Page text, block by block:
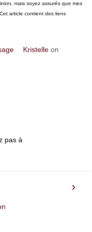
mais soyez assurés que mes
article contient des liens
Kristelle on
pas à
›